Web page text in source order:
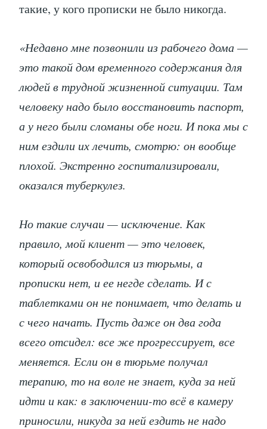
такие, у кого прописки не было никогда.
«Недавно мне позвонили из рабочего дома —
это такой дом временного содержания для
людей в трудной жизненной ситуации. Там
человеку надо было восстановить паспорт,
а у него были сломаны обе ноги. И пока мы с
ним ездили их лечить, смотрю: он вообще
плохой. Экстренно госпитализировали,
оказался туберкулез.
Но такие случаи — исключение. Как
правило, мой клиент — это человек,
который освободился из тюрьмы, а
прописки нет, и ее негде сделать. И с
таблетками он не понимает, что делать и
с чего начать. Пусть даже он два года
всего отсидел: все же прогрессирует, все
меняется. Если он в тюрьме получал
терапию, то на воле не знает, куда за ней
идти и как: в заключении-то всё в камеру
приносили, никуда за ней ездить не надо